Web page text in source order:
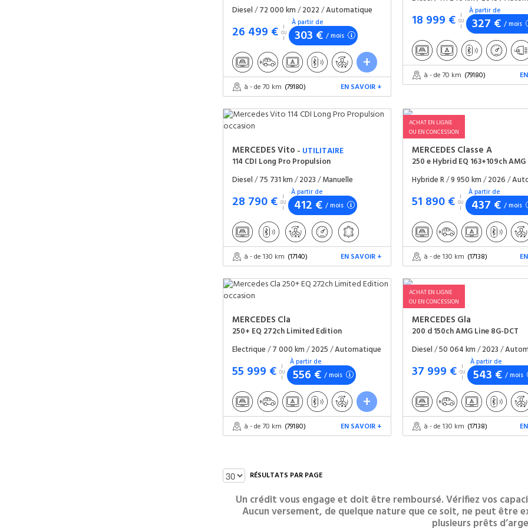
Diesel/72 000 km/2022/Automatique
26 499 €
À partir de
303 € / mois
à - de 70 km (79180) EN SAVOIR +
18 999 €
À partir de
327 € / mois
à - de 70 km (79180)
MERCEDESVito - UTILITAIRE
114 CDI Long Pro Propulsion
Diesel/75 731 km/2023/Manuelle
28 790 €
À partir de
412 € / mois
à - de 130 km (17140) EN SAVOIR +
ACHAT EN LIGNE
OU EN CONCESSION
MERCEDES Classe A
Hybride R/9 950 km/2026/
51 890 €
À partir de
437 € / mois
à - de 130 km (17138)
MERCEDES Cla
250+ EQ 272ch Limited Edition
Electrique/7 000 km/2025/Automatique
55 999 €
À partir de
556 € / mois
à - de 70 km (79180) EN SAVOIR +
ACHAT EN LIGNE
OU EN CONCESSION
MERCEDES Gla
200 d 150ch AMG Line 8G-DCT
Diesel/50 064 km/2023/
37 999 €
À partir de
543 € / mois
à - de 130 km (17138)
RÉSULTATS PAR PAGE
Un crédit vous engage et doit être remboursé. Vérifiez vos
Aucun versement, de quelque nature que ce soit, ne peut être
plusieurs prêts